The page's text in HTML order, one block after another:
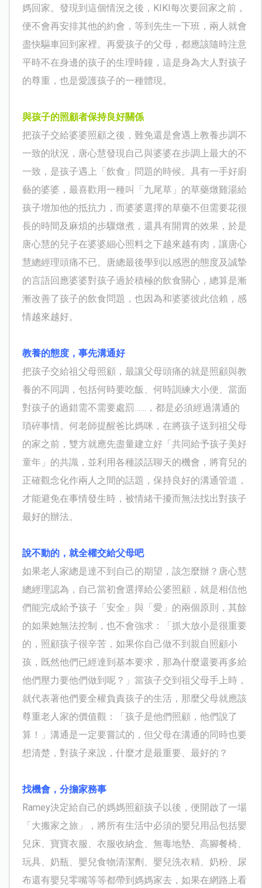
媽回家。發現到這個情況之後， KIKI 每次要回家之前，
便不會再安排其他的約會，等到先生一下班，兩人就會
盡快驅車回到家裡。再愛孩子的父母，都應該隨時注意
平時不在身邊的孩子的生理時鐘，這是身為大人對孩子
的尊重，也是愛護孩子的一種體現。
與孩子的照顧者保持良好關係
把孩子交給婆婆照顧之後，難免還是會遇上教養步調不
一致的狀況，唐心慧發現自己與婆婆在步調上最大的不
一致，是孩子遇上「飲食」問題的時候。具有一手好廚
藝的婆婆，最喜歡用一種叫「九尾草」的草藥燉雞湯給
孩子增加他的抵抗力，而婆婆選擇的草藥不但需要花很
長的時間及麻煩的步驟燉煮，還具有開胃的效果，於是
唐心慧的兒子在婆婆細心照料之下越來越有肉，讓唐心
慧總經理頭痛不已。唐總最後學到以感恩的態度及誠摯
的言語回應婆婆對孩子過於積極的飲食關心，總算是漸
漸改善了孩子的飲食問題，也因為和婆婆彼此信賴，感
情越來越好。
教養的態度，事先溝通好
把孩子交給祖父母照顧，最讓父母頭痛的就是照顧與教
養的不同調，包括何時要吃飯、何時訓練大小便、當面
對孩子的過錯需不需要處罰……，都是必須經過溝通的
瑣碎事情。何老師提醒爸比媽咪，在將孩子送到祖父母
的家之前，雙方就應先盡量建立好「共同給予孩子美好
童年」的共識，並利用各種談話聊天的機會，將育兒的
正確觀念化作兩人之間的話題，保持良好的溝通管道，
才能避免在事情發生時，被情緒干擾而無法找出對孩子
最好的辦法。
說不動的，就全權交給父母吧
如果老人家總是達不到自己的期望，該怎麼辦？唐心慧
總經理認為，自己當初會選擇給公婆照顧，就是相信他
們能完成給予孩子「安全」與「愛」的兩個原則，其餘
的如果她無法控制，也不會強求：「抓大放小是很重要
的，照顧孩子很辛苦，如果你自己做不到親自照顧小
孩，既然他們已經達到基本要求，那為什麼還要再多給
他們壓力要他們做到呢？」當孩子交到祖父母手上時，
就代表著他們要全權負責孩子的生活，那麼父母就應該
尊重老人家的價值觀：「孩子是他們照顧，他們說了
算！」溝通是一定要嘗試的，但父母在溝通的同時也要
想清楚，對孩子來說，什麼才是最重要、最好的？
找機會，分擔家務事
Ramey決定給自己的媽媽照顧孩子以後，便開啟了一場
「大搬家之旅」，將所有生活中必須的嬰兒用品包括嬰
兒床、寶寶衣服、衣服收納盒、無毒地墊、高腳餐椅、
玩具、奶瓶、嬰兒食物清潔劑、嬰兒洗衣精、奶粉、尿
布還有嬰兒零嘴等等都帶到媽媽家去，如果在網路上看